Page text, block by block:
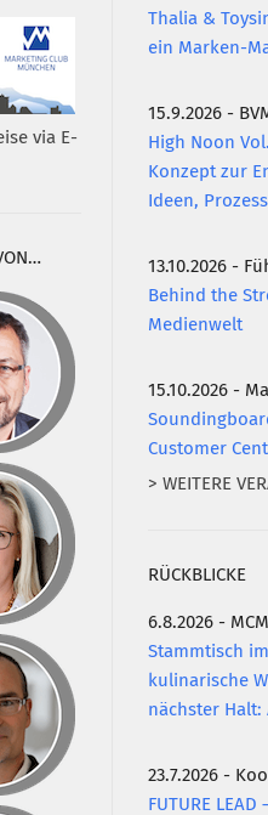
Thalia &
ein Marken-
15.9.2026 -
High Noon
Konzept zur
Ideen,
13.10.2026 -
Behind the
Medienwelt
15.10.2026 -
Customer
> WEITERE
RÜCKBLICKE
6.8.2026 -
Stammtisch
kulinarische
nächster Halt:
23.7.2026 -
FUTURE
via E-